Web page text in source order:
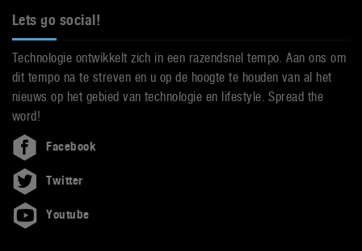
Lets go social!
Technologie ontwikkelt zich in een razendsnel tempo. Aan ons om
dit tempo na te streven en u op de hoogte te houden van al het
nieuws op het gebied van technologie en lifestyle. Spread the
word!
Facebook
Twitter
Youtube